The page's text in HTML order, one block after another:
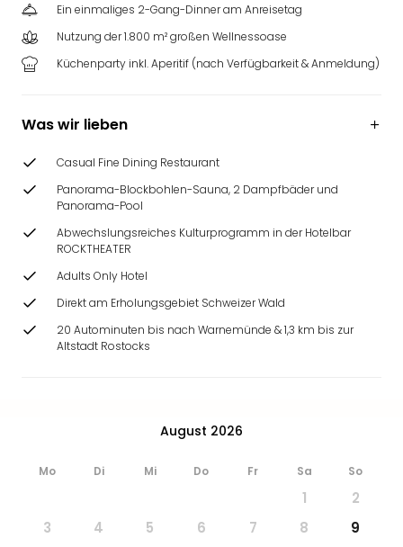
Ein einmaliges 2-Gang-Dinner am Anreisetag
Nutzung der 1.800 m² großen Wellnessoase
Küchenparty inkl. Aperitif (nach Verfügbarkeit & Anmeldung)
Was wir lieben
Casual Fine Dining Restaurant
Panorama-Blockbohlen-Sauna, 2 Dampfbäder und
Panorama-Pool
Abwechslungsreiches Kulturprogramm in der Hotelbar
ROCKTHEATER
Adults Only Hotel
Direkt am Erholungsgebiet Schweizer Wald
20 Autominuten bis nach Warnemünde & 1,3 km bis zur
Altstadt Rostocks
August 2026
Mo Di Mi Do Fr Sa So
1
2
3
4 5 6 7 8
9